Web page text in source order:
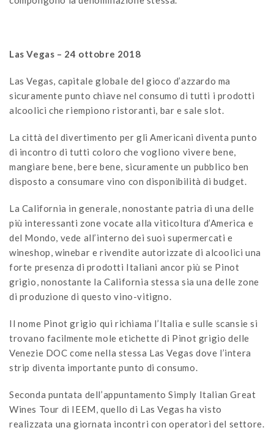
Las Vegas – 24 ottobre 2018
Las Vegas, capitale globale del gioco d’azzardo ma
sicuramente punto chiave nel consumo di tutti i prodotti
alcoolici che riempiono ristoranti, bar e sale slot.
La città del divertimento per gli Americani diventa punto
di incontro di tutti coloro che vogliono vivere bene,
mangiare bene, bere bene, sicuramente un pubblico ben
disposto a consumare vino con disponibilità di budget.
La California in generale, nonostante patria di una delle
più interessanti zone vocate alla viticoltura d’America e
del Mondo, vede all’interno dei suoi supermercati e
wineshop, winebar e rivendite autorizzate di alcoolici una
forte presenza di prodotti Italiani ancor più se Pinot
grigio, nonostante la California stessa sia una delle zone
di produzione di questo vino-vitigno.
Il nome Pinot grigio qui richiama l’Italia e sulle scansie si
trovano facilmente mole etichette di Pinot grigio delle
Venezie DOC come nella stessa Las Vegas dove l’intera
strip diventa importante punto di consumo.
Seconda puntata dell’appuntamento Simply Italian Great
Wines Tour di IEEM, quello di Las Vegas ha visto
realizzata una giornata incontri con operatori del settore.